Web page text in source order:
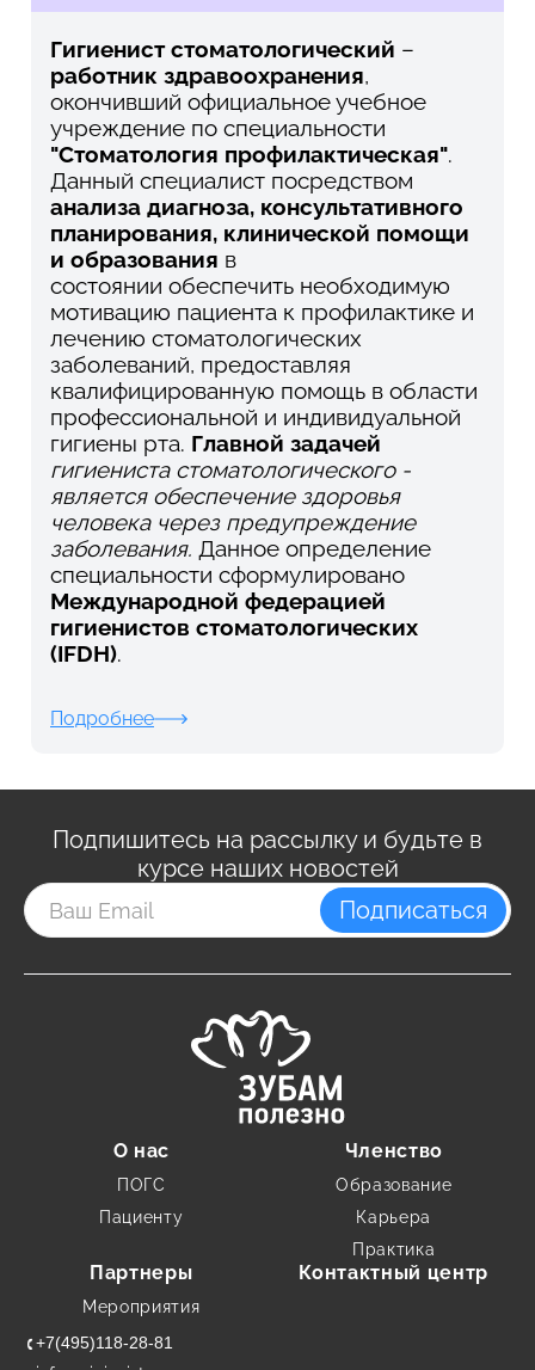
Гигиенист стоматологический –
работник здравоохранения,
окончивший официальное учебное
учреждение по специальности
"Стоматология профилактическая".
Данный специалист посредством
анализа диагноза, консультативного
планирования, клинической помощи
и образования в
состоянии обеспечить необходимую
мотивацию пациента к профилактике и
лечению стоматологических
заболеваний, предоставляя
квалифицированную помощь в области
профессиональной и индивидуальной
гигиены рта. Главной задачей
гигиениста стоматологического -
является обеспечение здоровья
человека через предупреждение
заболевания. Данное определение
специальности сформулировано
Международной федерацией
гигиенистов стоматологических
(IFDH).
Подробнее
Подпишитесь на рассылку и будьте в
курсе наших новостей
Подписаться
О нас
ПОГС
Пациенту
Членство
Образование
Карьера
Практика
Партнеры
Мероприятия
Контактный центр
+7(495)118-28-81